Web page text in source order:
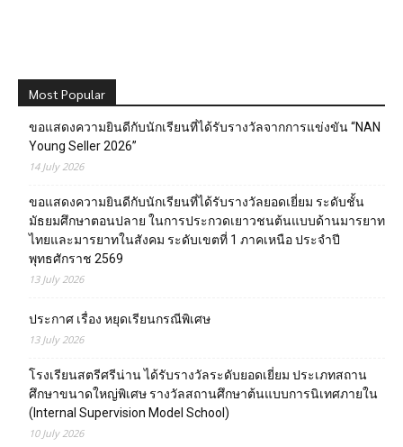
Most Popular
ขอแสดงความยินดีกับนักเรียนที่ได้รับรางวัลจากการแข่งขัน “NAN
Young Seller 2026”
14 July 2026
ขอแสดงความยินดีกับนักเรียนที่ได้รับรางวัลยอดเยี่ยม ระดับชั้น
มัธยมศึกษาตอนปลาย ในการประกวดเยาวชนต้นแบบด้านมารยาท
ไทยและมารยาทในสังคม ระดับเขตที่ 1 ภาคเหนือ ประจำปี
พุทธศักราช 2569
13 July 2026
ประกาศ เรื่อง หยุดเรียนกรณีพิเศษ
13 July 2026
โรงเรียนสตรีศรีน่าน ได้รับรางวัลระดับยอดเยี่ยม ประเภทสถาน
ศึกษาขนาดใหญ่พิเศษ รางวัลสถานศึกษาต้นแบบการนิเทศภายใน
(Internal Supervision Model School)
10 July 2026